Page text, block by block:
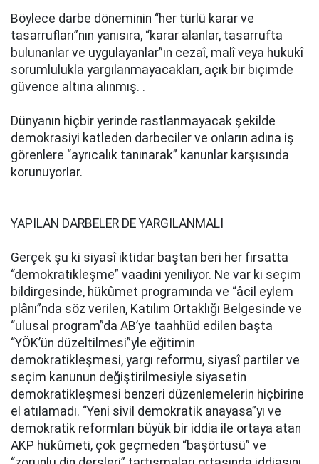
Böylece darbe döneminin “her türlü karar ve
tasarrufları”nın yanısıra, “karar alanlar, tasarrufta
bulunanlar ve uygulayanlar”ın cezaî, malî veya hukukî
sorumlulukla yargılanmayacakları, açık bir biçimde
güvence altına alınmış. .
Dünyanın hiçbir yerinde rastlanmayacak şekilde
demokrasiyi katleden darbeciler ve onların adına iş
görenlere “ayrıcalık tanınarak” kanunlar karşısında
korunuyorlar.
YAPILAN DARBELER DE YARGILANMALI
Gerçek şu ki siyasî iktidar baştan beri her fırsatta
“demokratikleşme” vaadini yeniliyor. Ne var ki seçim
bildirgesinde, hükûmet programında ve “âcil eylem
plânı”nda söz verilen, Katılım Ortaklığı Belgesinde ve
“ulusal program”da AB’ye taahhüd edilen başta
“YÖK’ün düzeltilmesi”yle eğitimin
demokratikleşmesi, yargı reformu, siyasî partiler ve
seçim kanunun değiştirilmesiyle siyasetin
demokratikleşmesi benzeri düzenlemelerin hiçbirine
el atılamadı. “Yeni sivil demokratik anayasa”yı ve
demokratik reformları büyük bir iddia ile ortaya atan
AKP hükûmeti, çok geçmeden “başörtüsü” ve